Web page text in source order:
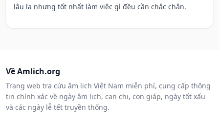
lâu la nhưng tốt nhất làm việc gì đều cần chắc chắn.
Về Amlich.org
Trang web tra cứu âm lịch Việt Nam miễn phí, cung cấp thông
tin chính xác về ngày âm lịch, can chi, con giáp, ngày tốt xấu
và các ngày lễ tết truyền thống.